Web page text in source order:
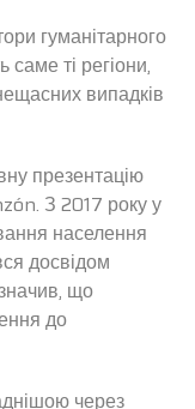
гуманітарного
ті регіони,
випадків
презентацію
З 2017 року у
населення
досвідом
що
до
через